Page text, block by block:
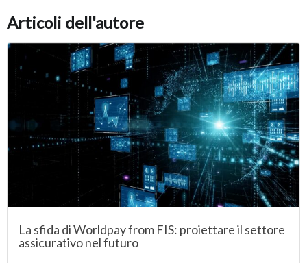
Articoli dell'autore
La sfida di Worldpay from FIS: proiettare il settore
assicurativo nel futuro